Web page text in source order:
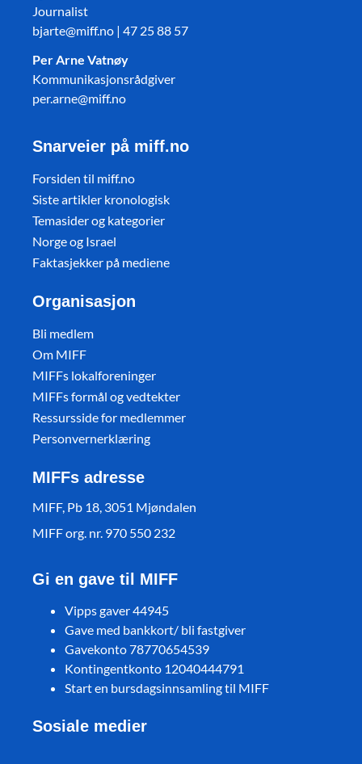
Journalist
bjarte@miff.no | 47 25 88 57
Per Arne Vatnøy
Kommunikasjonsrådgiver
per.arne@miff.no
Snarveier på miff.no
Forsiden til miff.no
Siste artikler kronologisk
Temasider og kategorier
Norge og Israel
Faktasjekker på mediene
Organisasjon
Bli medlem
Om MIFF
MIFFs lokalforeninger
MIFFs formål og vedtekter
Ressursside for medlemmer
Personvernerklæring
MIFFs adresse
MIFF, Pb 18, 3051 Mjøndalen
MIFF org. nr. 970 550 232
Gi en gave til MIFF
Vipps gaver 44945
Gave med bankkort/ bli fastgiver
Gavekonto 78770654539
Kontingentkonto 12040444791
Start en bursdagsinnsamling til MIFF
Sosiale medier